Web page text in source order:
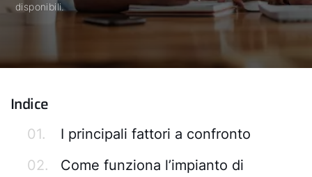
disponibili.
Indice
01.
I principali fattori a confronto
02.
Come funziona l’impianto di